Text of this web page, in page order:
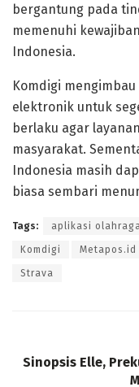
bergantung pada
memenuhi
Indonesia.
Komdigi
elektronik untuk
berlaku agar
masyarakat.
Indonesia masih
biasa sembari
Tags: aplikasi olahraga
Komdigi Metapos.id
Strava
Sinopsis Elle,